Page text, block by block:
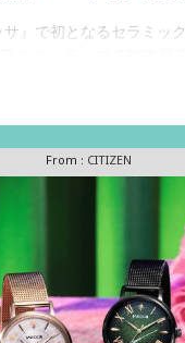
サ』で初となるセラミッ
シチズン時計株式会社は
C
From : CITIZEN